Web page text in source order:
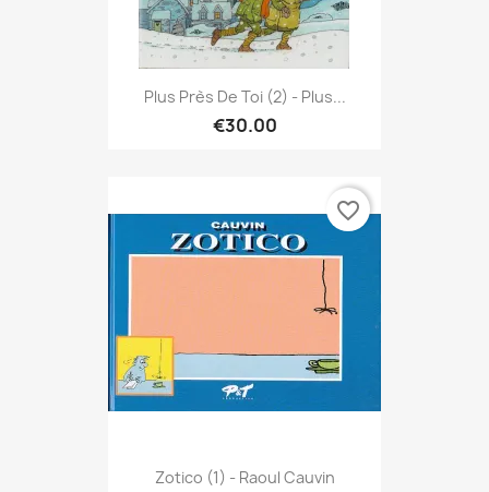
Plus Près De Toi (2) - Plus...
€30.00
Zotico (1) - Raoul Cauvin
favorite_border